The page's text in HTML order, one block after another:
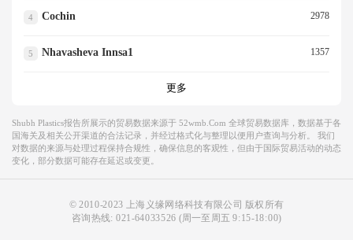
4 Cochin 2978
5 Nhavasheva Innsa1 1357
更多
Shubh Plastics报告所展示的贸易数据来源于 52wmb.com 全球贸易数据库，数据基于各
国海关及相关公开渠道的合法记录，并经过格式化与整理以便用户查询与分析。 我们
对数据的来源与处理过程保持合规性，确保信息的客观性，但由于国际贸易活动的动态
变化，部分数据可能存在延迟或变更。
© 2010-2023 上海义缘网络科技有限公司 版权所有
咨询热线:021-64033526 (周一至周五 9:15-18:00)